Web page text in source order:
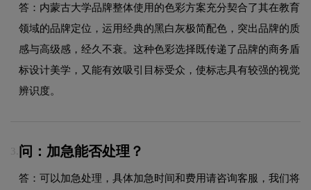
答：内蒙古大学品牌整体使用的色彩方案充分契合了其在教育
领域的品牌定位，运用经典的黑白灰极简配色，突出品牌的质
感与高级感，经久不衰。这种色彩选择既传递了品牌的商务盾
标设计美学，又能有效吸引目标受众，使标志具有较强的视觉
辨识度。
3. 问：加急能否处理？
答：可以加急处理，具体加急时间和费用请咨询客服，我们将